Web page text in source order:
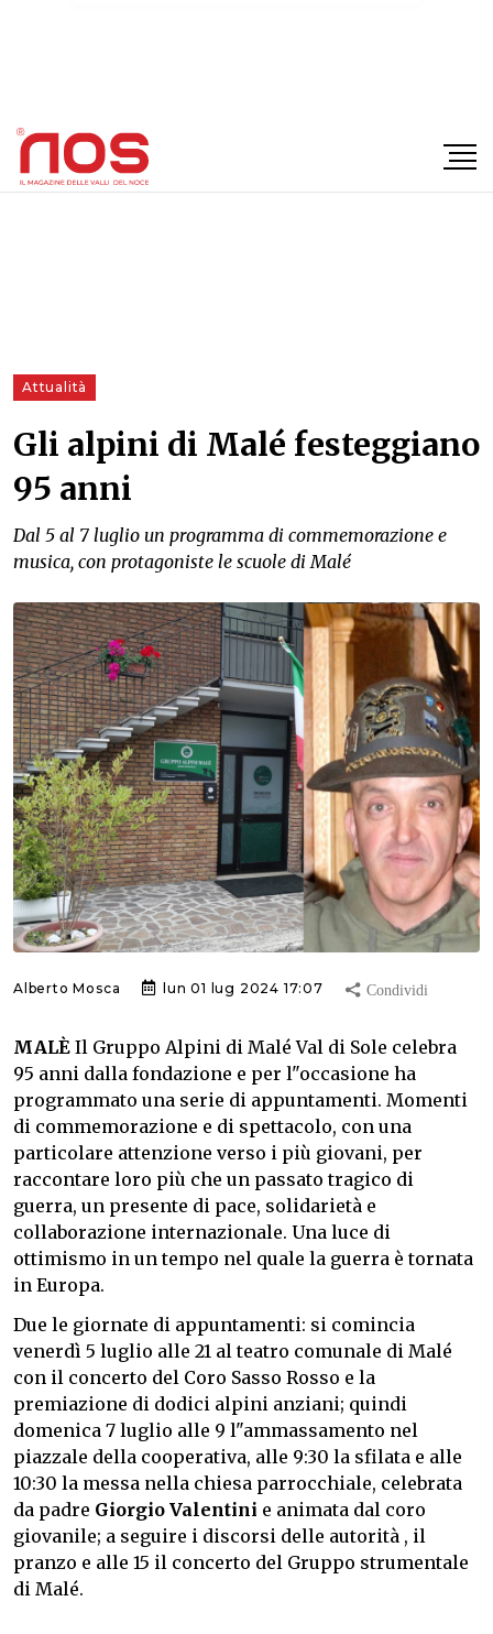
Attualità
Gli alpini di Malé festeggiano
95 anni
Dal 5 al 7 luglio un programma di commemorazione e
musica, con protagoniste le scuole di Malé
Alberto Mosca lun 01 lug 2024 17:07
MALÈ Il Gruppo Alpini di Malé Val di Sole celebra
95 anni dalla fondazione e per l"occasione ha
programmato una serie di appuntamenti. Momenti
di commemorazione e di spettacolo, con una
particolare attenzione verso i più giovani, per
raccontare loro più che un passato tragico di
guerra, un presente di pace, solidarietà e
collaborazione internazionale. Una luce di
ottimismo in un tempo nel quale la guerra è tornata
in Europa.
Due le giornate di appuntamenti: si comincia
venerdì 5 luglio alle 21 al teatro comunale di Malé
con il concerto del Coro Sasso Rosso e la
premiazione di dodici alpini anziani; quindi
domenica 7 luglio alle 9 l"ammassamento nel
piazzale della cooperativa, alle 9:30 la sfilata e alle
10:30 la messa nella chiesa parrocchiale, celebrata
da padre Giorgio Valentini e animata dal coro
giovanile; a seguire i discorsi delle autorità , il
pranzo e alle 15 il concerto del Gruppo strumentale
di Malé.